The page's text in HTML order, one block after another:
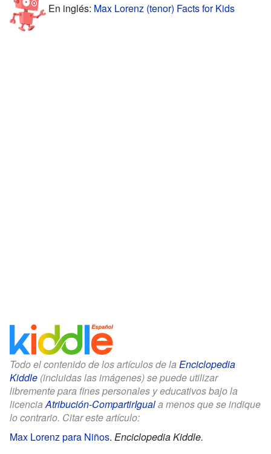
En inglés: Max Lorenz (tenor) Facts for Kids
Todo el contenido de los artículos de la Enciclopedia
Kiddle (incluidas las imágenes) se puede utilizar
libremente para fines personales y educativos bajo la
licenciaAtribución-CompartirIguala menos que se indique
lo contrario. Citar este artículo:
Max Lorenz para Niños. Enciclopedia Kiddle.